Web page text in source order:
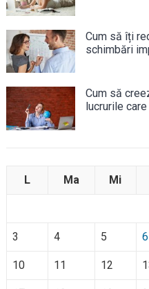
Cum să îți
schimbări
Cum să
lucrurile
L Ma Mi
3 4 5 6
10 11 12